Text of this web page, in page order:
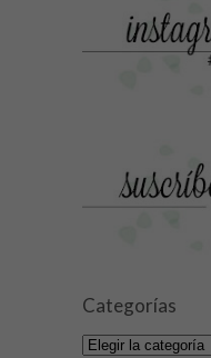
Categorías
Categorías